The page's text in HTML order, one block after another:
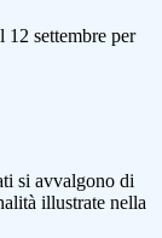
settembre per
si avvalgono di
illustrate nella